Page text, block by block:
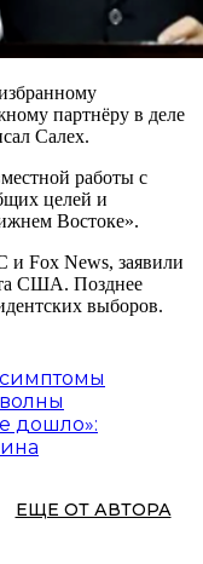
партнёру в деле
Салех.
работы с
целей и
Востоке».
Fox News, заявили
США. Позднее
выборов.
дошло»:
ЕЩЕ ОТ АВТОРА